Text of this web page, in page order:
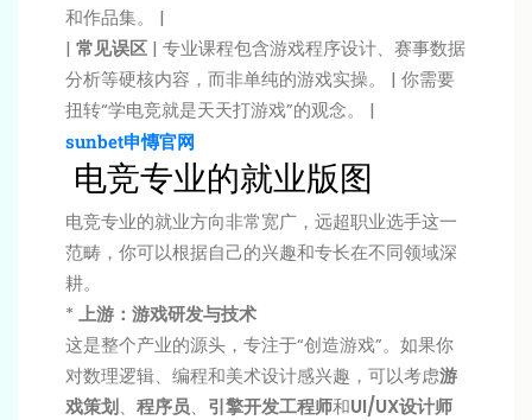
和作品集。 |
| 常见误区 | 专业课程包含游戏程序设计、赛事数据
分析等硬核内容，而非单纯的游戏实操。 | 你需要
扭转“学电竞就是天天打游戏”的观念。 |
sunbet申慱官网
️ 电竞专业的就业版图
电竞专业的就业方向非常宽广，远超职业选手这一
范畴，你可以根据自己的兴趣和专长在不同领域深
耕。
* 上游：游戏研发与技术
这是整个产业的源头，专注于“创造游戏”。如果你
对数理逻辑、编程和美术设计感兴趣，可以考虑游
戏策划、 程序员、 引擎开发工程师和UI/UX设计师